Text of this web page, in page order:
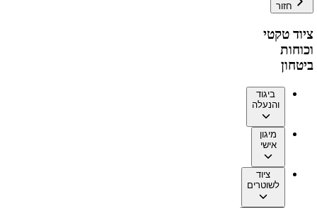
חזור
ציוד טקטי
וכוחות
ביטחון
ביגוד
והנעלה
מיגון
אישי
ציוד
לשוטרים